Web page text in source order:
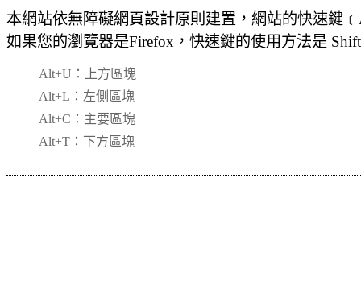
本網站依無障礙網頁設計原則建置，網站的快速鍵
如果您的瀏覽器是Firefox，快速鍵的使用方法是
Alt+U：上方區塊
Alt+L：左側區塊
Alt+C：主要區塊
Alt+T：下方區塊